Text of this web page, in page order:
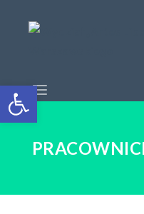
Open toolbar